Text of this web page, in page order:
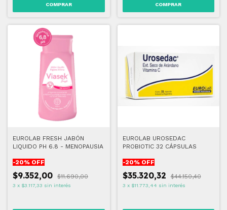
EUROLAB FRESH JABÓN
LIQUIDO PH 6.8 - MENOPAUSIA
-20% OFF
$9.352,00 $11.690,00
3 x $3.117,33 sin interés
EUROLAB UROSEDAC
PROBIOTIC 32 CÁPSULAS
-20% OFF
$35.320,32 $44.150,40
3 x $11.773,44 sin interés